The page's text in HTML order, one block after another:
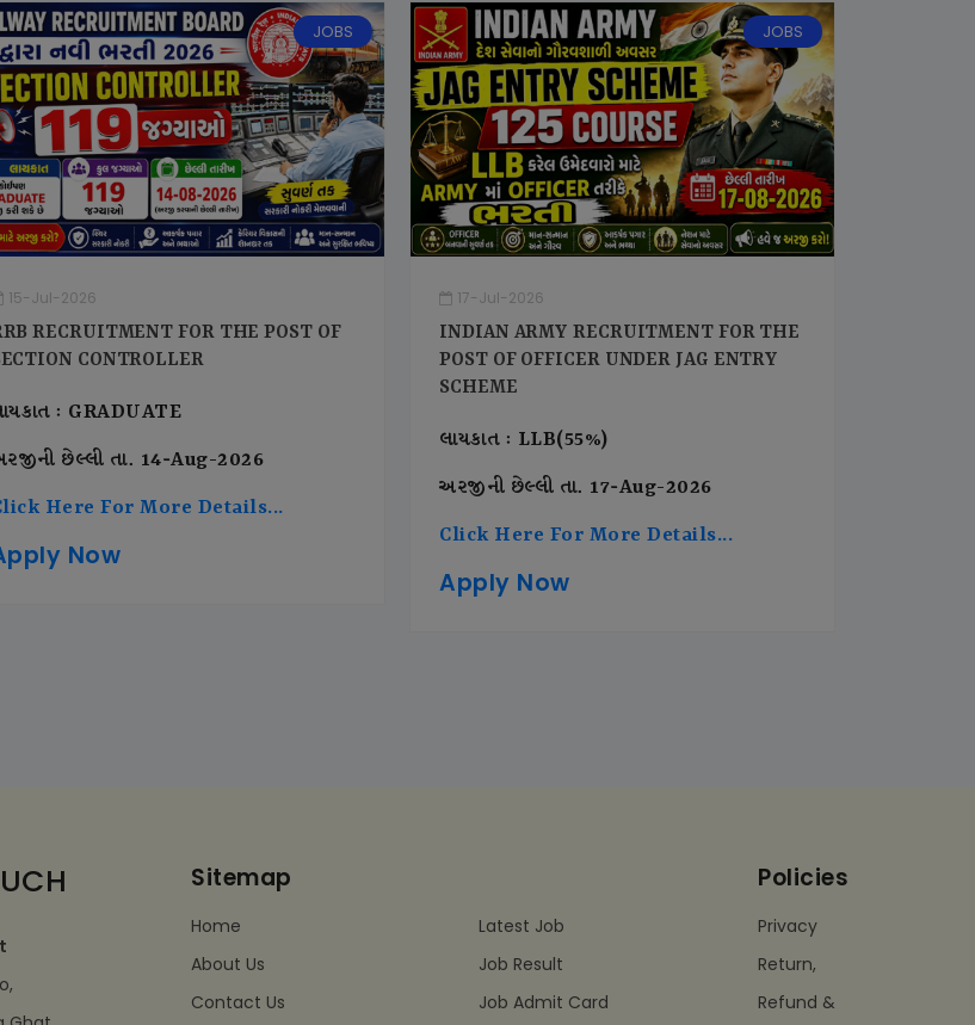
JOBS
15-Jul-2026
RECRUITMENT FOR THE POST OF
CONTROLLER
: GRADUATE
છેલ્લી તા. 14-Aug-2026
Here For More Details...
Now
JOBS
17-Jul-2026
INDIAN ARMY RECRUITMENT FOR THE
POST OF OFFICER UNDER JAG ENTRY
SCHEME
લાયકાત : LLB(55%)
અરજીની છેલ્લી તા. 17-Aug-2026
Click Here For More Details...
Apply Now
Sitemap
Home
About Us
Contact Us
Latest Job
Job Result
Job Admit Card
Policies
Privacy
Return,
Refund &